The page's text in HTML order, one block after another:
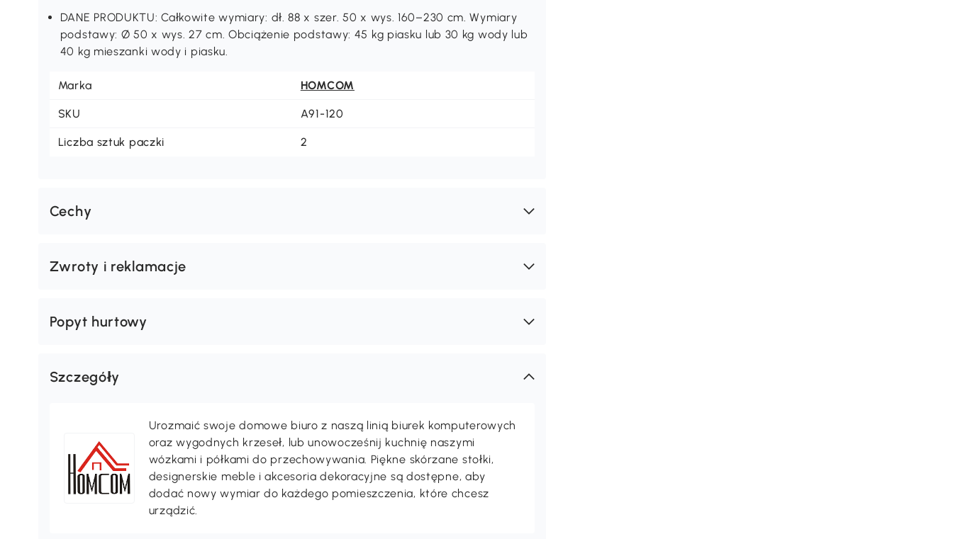
DANE PRODUKTU: Całkowite wymiary: dł. 88 x szer. 50 x wys. 160–230 cm. Wymiary
podstawy: Ø 50 x wys. 27 cm. Obciążenie podstawy: 45 kg piasku lub 30 kg wody lub
40 kg mieszanki wody i piasku.
Marka HOMCOM
SKU A91-120
Liczba sztuk paczki 2
Cechy
Zwroty i reklamacje
Popyt hurtowy
Szczegóły
Urozmaić swoje domowe biuro z naszą linią biurek komputerowych
oraz wygodnych krzeseł, lub unowocześnij kuchnię naszymi
wózkami i półkami do przechowywania. Piękne skórzane stołki,
designerskie meble i akcesoria dekoracyjne są dostępne, aby
dodać nowy wymiar do każdego pomieszczenia, które chcesz
urządzić.